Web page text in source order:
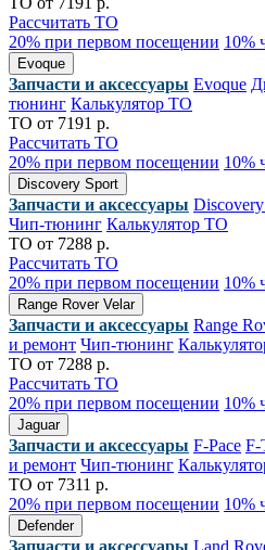
Рассчитать ТО
20% при первом посещении 10%
Evoque
Запчасти и аксессуары Evoque
тюнинг Калькулятор ТО
ТО от 7191 р.
Рассчитать ТО
20% при первом посещении 10%
Discovery Sport
Запчасти и аксессуары
Чип-тюнинг Калькулятор ТО
ТО от 7288 р.
Рассчитать ТО
20% при первом посещении 10%
Range Rover Velar
Запчасти и аксессуары Range
и ремонт Чип-тюнинг
ТО от 7288 р.
Рассчитать ТО
20% при первом посещении 10%
Jaguar
Запчасти и аксессуары F-Pace F-
и ремонт Чип-тюнинг
ТО от 7311 р.
20% при первом посещении 10%
Defender
Запчасти и аксессуары Land